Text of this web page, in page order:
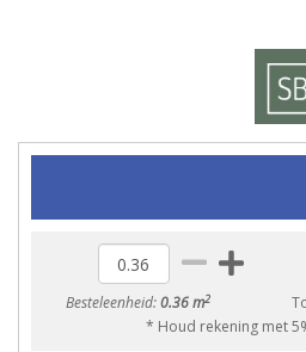
Besteleenheid:0.36 m2
* Houd rekening met